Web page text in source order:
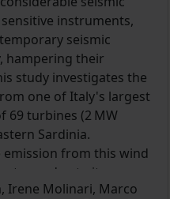
instruments,
seismic
hampering their
study investigates the
one of Italy's largest
69 turbines (2 MW
Sardinia.
from this wind
due to its
site for hosting
Irene Molinari, Marco